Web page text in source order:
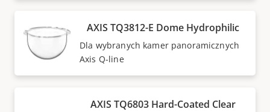
AXIS TQ3812-E Dome Hydrophilic
Dla wybranych kamer panoramicznych
Axis Q-line
AXIS TQ6803 Hard-Coated Clear